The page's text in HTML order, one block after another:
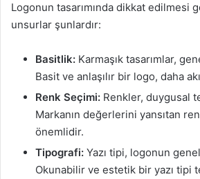
Logonun tasarımında dikkat edilmesi
unsurlar şunlardır:
Basitlik: Karmaşık tasarımlar,
Basit ve anlaşılır bir logo, daha
Renk Seçimi: Renkler, duygusal
Markanın değerlerini yansıtan
önemlidir.
Tipografi: Yazı tipi, logonun
Okunabilir ve estetik bir yazı tipi